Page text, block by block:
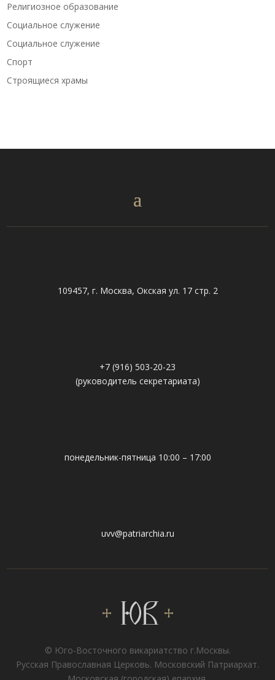
Религиозное образование
Социальное служение
Социальное служение
Спорт
Строящиеся храмы
109457, г. Москва, Окская ул. 17 стр. 2
+7 (916) 503-20-23
(руководитель секретариата)
понедельник-пятница 10:00 – 17:00
uvv@patriarchia.ru
© Юго-Восточного викариатствo г.Москвы.
Русская Православная Церковь. Московский Патриархат.